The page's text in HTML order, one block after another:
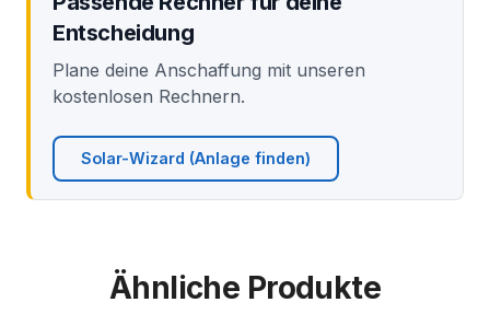
Entscheidung
Plane deine Anschaffung mit unseren
kostenlosen Rechnern.
Solar-Wizard (Anlage finden)
Ähnliche Produkte